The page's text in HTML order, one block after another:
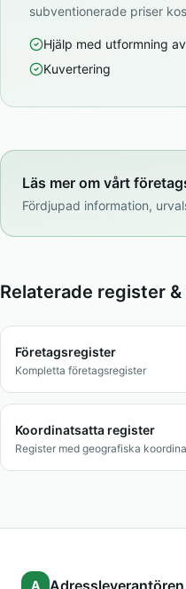
subventionerade priser
Hjälp med utformning
Kuvertering
Läs mer om vårt
Fördjupad information,
Relaterade register
Företagsregister
Kompletta företagsregister
Koordinatsatta register
Register med geografiska
A Adressleverantören